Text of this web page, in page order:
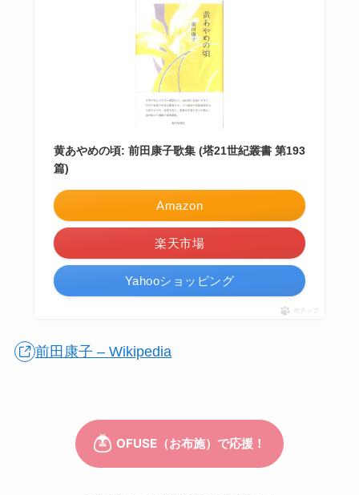
黄あやめの頃: 前田康子歌集 (塔21世紀叢書 第193
篇)
Amazon
楽天市場
Yahooショッピング
ポチップ
前田康子 – Wikipedia